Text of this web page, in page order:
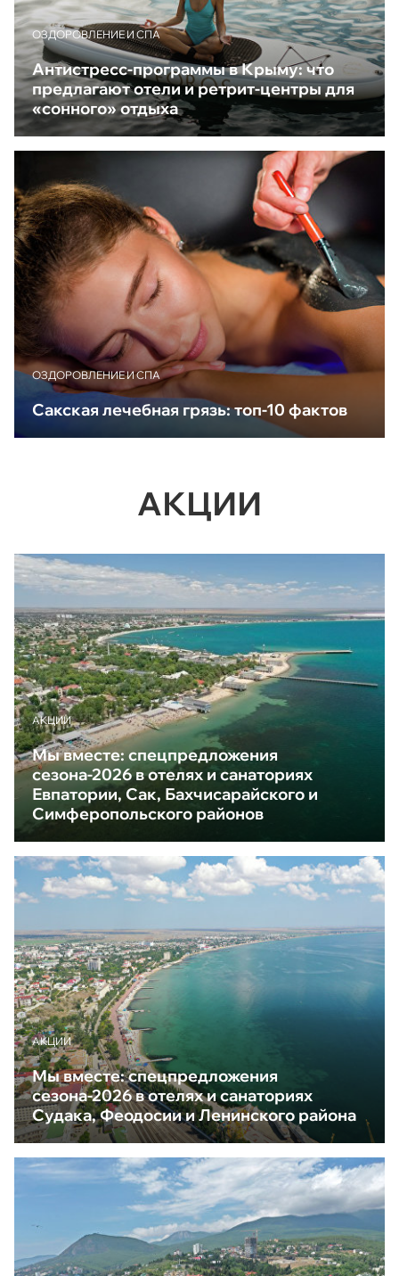
ОЗДОРОВЛЕНИЕ И СПА
Антистресс-программы в Крыму: что
предлагают отели и ретрит-центры для
«сонного» отдыха
ОЗДОРОВЛЕНИЕ И СПА
Сакская лечебная грязь: топ-10 фактов
АКЦИИ
АКЦИИ
Мы вместе: спецпредложения
сезона-2026 в отелях и санаториях
Евпатории, Сак, Бахчисарайского и
Симферопольского районов
АКЦИИ
Мы вместе: спецпредложения
сезона-2026 в отелях и санаториях
Судака, Феодосии и Ленинского района